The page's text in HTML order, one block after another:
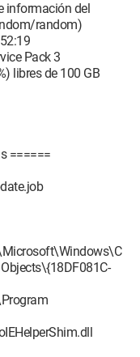
información del
random)
Pack 3
libres de 100 GB
======